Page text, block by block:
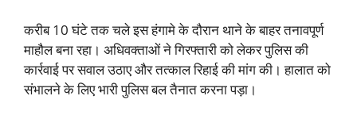
करीब 10 घंटे तक चले इस हंगामे के दौरान थाने के बाहर तनावपूर्ण
माहौल बना रहा। अधिवक्ताओं ने गिरफ्तारी को लेकर पुलिस की
कार्रवाई पर सवाल उठाए और तत्काल रिहाई की मांग की। हालात को
संभालने के लिए भारी पुलिस बल तैनात करना पड़ा।